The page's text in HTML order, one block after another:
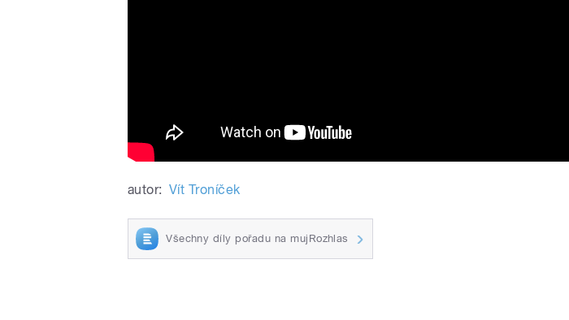
autor: Vít Troníček
Všechny díly pořadu na mujRozhlas